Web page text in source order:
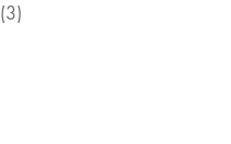
(3)